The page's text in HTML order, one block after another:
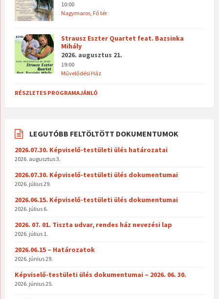
10:00
Nagymaros, Fő tér
Strausz Eszter Quartet feat. Bazsinka
Mihály
2026. augusztus 21.
19:00
Művelődési Ház
RÉSZLETES PROGRAMAJÁNLÓ
LEGUTÓBB FELTÖLTÖTT DOKUMENTUMOK
2026.07.30. Képviselő-testületi ülés határozatai
2026. augusztus 3.
2026.07.30. Képviselő-testületi ülés dokumentumai
2026. július 29.
2026.06.15. Képviselő-testületi ülés dokumentumai
2026. július 6.
2026. 07. 01. Tiszta udvar, rendes ház nevezési lap
2026. július 1.
2026.06.15 – Határozatok
2026. június 29.
Képviselő-testületi ülés dokumentumai – 2026. 06. 30.
2026. június 25.